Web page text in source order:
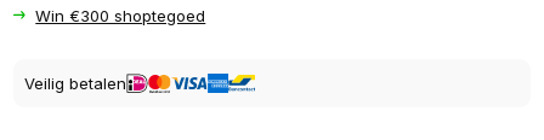
Win €300 shoptegoed
Veilig betalen